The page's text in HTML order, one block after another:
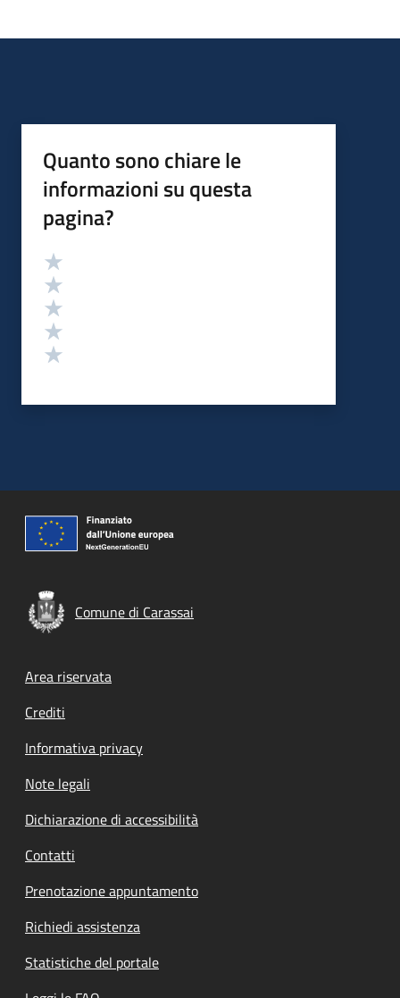
Quanto sono chiare le
informazioni su questa
pagina?
Valutazione
Comune di Carassai
Footer menu
Area riservata
Crediti
Informativa privacy
Note legali
Dichiarazione di accessibilità
Contatti
Prenotazione appuntamento
Richiedi assistenza
Statistiche del portale